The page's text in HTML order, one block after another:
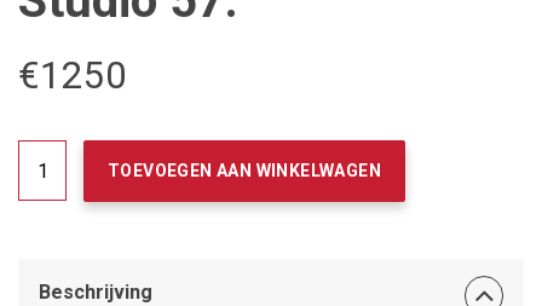
€1250
TOEVOEGEN AAN WINKELWAGEN
Beschrijving